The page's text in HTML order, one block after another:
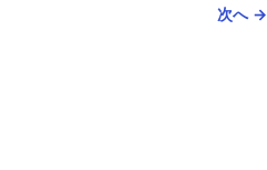
次へ →